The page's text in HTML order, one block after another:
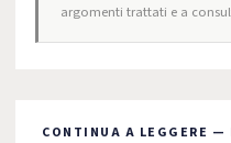
argomenti trattati e a
CONTINUA A LEGGERE